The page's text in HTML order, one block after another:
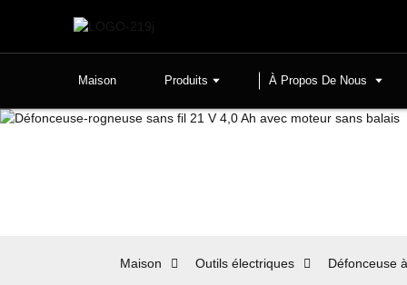
Maison Produits À Propos De Nous
Maison Outils électriques Défonceuse